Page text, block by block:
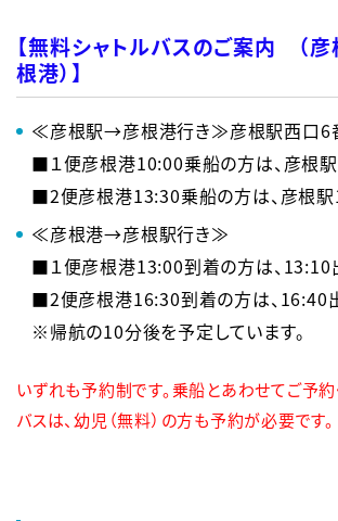
【無料シャトルバスのご案内 （
根港）】
≪彦根駅→彦根港行き≫彦根駅西口6
■１便彦根港10:00乗船の方は、彦根
■2便彦根港13:30乗船の方は、彦根
≪彦根港→彦根駅行き≫
■１便彦根港13:00到着の方は、13:10
■2便彦根港16:30到着の方は、16:40
※帰航の10分後を予定しています。
いずれも予約制です。乗船とあわせてご予約
バスは、幼児（無料）の方も予約が必要です。